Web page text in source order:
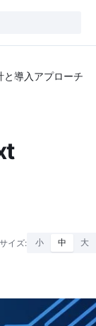
導入アプローチ
イズ: 小 中 大